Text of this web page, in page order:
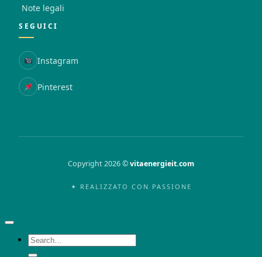
Note legali
SEGUICI
Instagram
Pinterest
Copyright 2026 ©vitaenergieit.com
✦ REALIZZATO CON PASSIONE